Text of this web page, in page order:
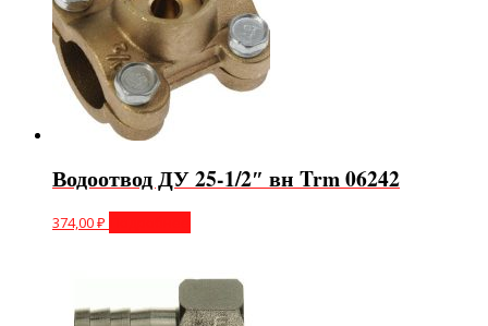
Водоотвод ДУ 25-1/2″ вн Trm 06242
374,00₽